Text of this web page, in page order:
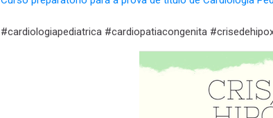
#cardiologiapediatrica #cardiopatiacongenita